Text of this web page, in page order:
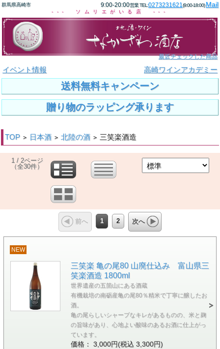
群馬県高崎市 9:00-20:00営業 TEL:0273231621(9:00-18:00)Mail
--- ソムリエがいる店 ---
最近チェックした商品
イベント情報 高崎ワインアカデミー
送料無料キャンペーン
贈り物のラッピング承ります
TOP > 日本酒 > 北陸の酒 > 三笑楽酒造
1 / 2ページ
（全30件）
前へ 1 2 次へ
NEW
三笑楽 亀の尾80 山廃仕込み 富山県三
笑楽酒造 1800ml
世界遺産の五箇山にある酒蔵
有機栽培の南砺産亀の尾80％精米で丁寧に醸したお
酒。
亀の尾らしいシャープなキレがあるものの、米と麹
の旨味があり、心地よい酸味のあるお酒に仕上がっ
ています。
価格： 3,000円(税込 3,300円)